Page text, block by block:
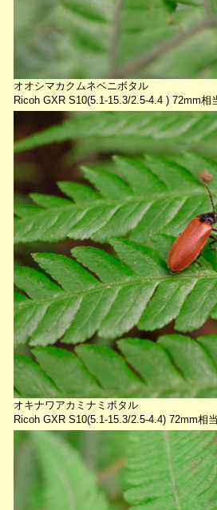
オオシマカクムネベニボタル
Ricoh GXR S10(5.1-15.3/2.5-4.4 ) 72mm相
オキナワアカミナミボタル
Ricoh GXR S10(5.1-15.3/2.5-4.4) 72mm相